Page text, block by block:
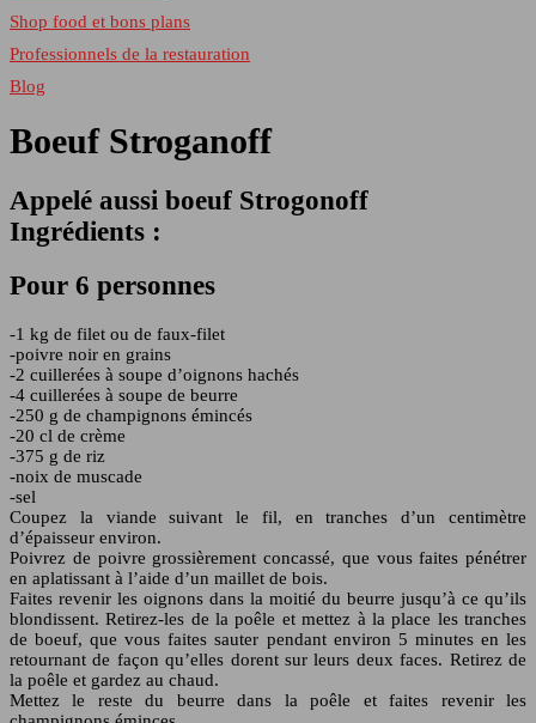
Shop food et bons plans
Professionnels de la restauration
Blog
Boeuf Stroganoff
Appelé aussi boeuf Strogonoff
Ingrédients :
Pour 6 personnes
-1 kg de filet ou de faux-filet
-poivre noir en grains
-2 cuillerées à soupe d’oignons hachés
-4 cuillerées à soupe de beurre
-250 g de champignons émincés
-20 cl de crème
-375 g de riz
-noix de muscade
-sel
Coupez la viande suivant le fil, en tranches d’un centimètre
d’épaisseur environ.
Poivrez de poivre grossièrement concassé, que vous faites pénétrer
en aplatissant à l’aide d’un maillet de bois.
Faites revenir les oignons dans la moitié du beurre jusqu’à ce qu’ils
blondissent. Retirez-les de la poêle et mettez à la place les tranches
de boeuf, que vous faites sauter pendant environ 5 minutes en les
retournant de façon qu’elles dorent sur leurs deux faces. Retirez de
la poêle et gardez au chaud.
Mettez le reste du beurre dans la poêle et faites revenir les